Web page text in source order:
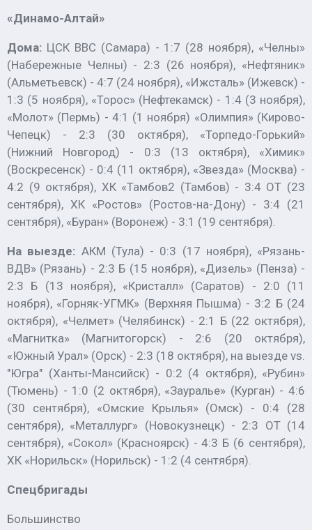
«Динамо-Алтай»
Дома: ЦСК ВВС (Самара) - 1:7 (28 ноября), «Челны»
(Набережные Челны) - 2:3 (26 ноября), «Нефтяник»
(Альметьевск) - 4:7 (24 ноября), «Ижсталь» (Ижевск) -
1:3 (5 ноября), «Торос» (Нефтекамск) - 1:4 (3 ноября),
«Молот» (Пермь) - 4:1 (1 ноября) «Олимпия» (Кирово-
Чепецк) - 2:3 (30 октября), «Торпедо-Горький»
(Нижний Новгород) - 0:3 (13 октября), «Химик»
(Воскресенск) - 0:4 (11 октября), «Звезда» (Москва) -
4:2 (9 октября), ХК «Тамбов2 (Тамбов) - 3:4 ОТ (23
сентября), ХК «Ростов» (Ростов-на-Дону) - 3:4 (21
сентября), «Буран» (Воронеж) - 3:1 (19 сентября).
На выезде: АКМ (Тула) - 0:3 (17 ноября), «Рязань-
ВДВ» (Рязань) - 2:3 Б (15 ноября), «Дизель» (Пенза) -
2:3 Б (13 ноября), «Кристалл» (Саратов) - 2:0 (11
ноября), «Горняк-УГМК» (Верхняя Пышма) - 3:2 Б (24
октября), «Челмет» (Челябинск) - 2:1 Б (22 октября),
«Магнитка» (Магнитогорск) - 2:6 (20 октября),
«Южный Урал» (Орск) - 2:3 (18 октября), на выезде vs.
"Югра" (Ханты-Мансийск) - 0:2 (4 октября), «Рубин»
(Тюмень) - 1:0 (2 октября), «Зауралье» (Курган) - 4:6
(30 сентября), «Омские Крылья» (Омск) - 0:4 (28
сентября), «Металлург» (Новокузнецк) - 2:3 ОТ (14
сентября), «Сокол» (Красноярск) - 4:3 Б (6 сентября),
ХК «Норильск» (Норильск) - 1:2 (4 сентября).
Спецбригады
Большинство